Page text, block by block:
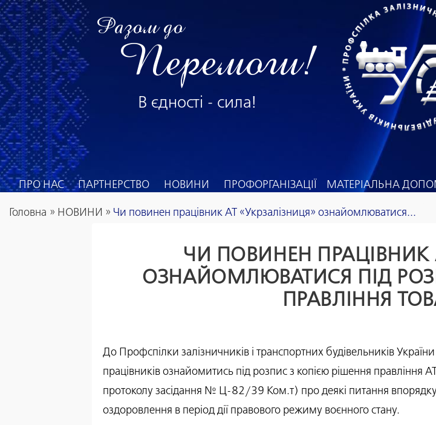
Разом до
Перемоги!
В єдності - сила!
ПРО НАС ПАРТНЕРСТВО НОВИНИ ПРОФОРГАНІЗАЦІЇ МАТЕРІАЛЬНА
Головна » НОВИНИ » Чи повинен працівник АТ «Укрзалізниця» ознайомлюватися...
ЧИ ПОВИНЕН ПРАЦІВНИК
ОЗНАЙОМЛЮВАТИСЯ ПІД
ПРАВЛІННЯ
До Профспілки залізничників і транспортних будівельників
працівників ознайомитись під розпис з копією рішення правління
протоколу засідання № Ц-82/39 Ком.т) про деякі питання
оздоровлення в період дії правового режиму воєнного стану.